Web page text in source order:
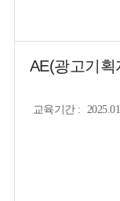
AE(광고기
교육기간: